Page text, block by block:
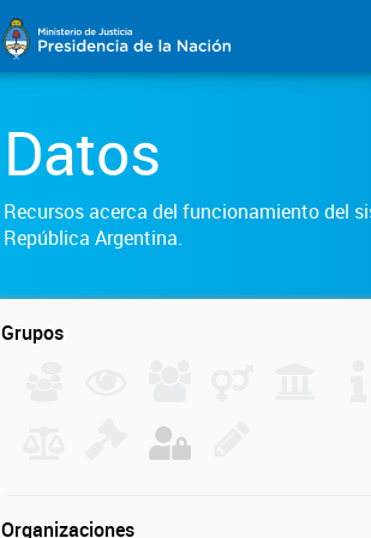
Datos
Recursos acerca del funcionamiento del
República Argentina.
Grupos
Organizaciones